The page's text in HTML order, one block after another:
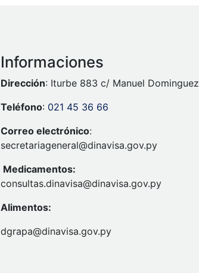
Informaciones
Dirección: Iturbe 883 c/ Manuel Dominguez
Teléfono: 021 45 36 66
Correo electrónico:
secretariageneral@dinavisa.gov.py
Medicamentos:
consultas.dinavisa@dinavisa.gov.py
Alimentos:
dgrapa@dinavisa.gov.py